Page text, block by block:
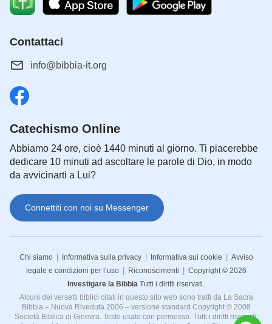
Contattaci
info@bibbia-it.org
Catechismo Online
Abbiamo 24 ore, cioè 1440 minuti al giorno. Ti piacerebbe
dedicare 10 minuti ad ascoltare le parole di Dio, in modo
da avvicinarti a Lui?
Connettiti con noi su Messenger
Chi siamo | Informativa sulla privacy | Informativa sui cookie | Avviso
legale e condizioni per l’uso | Riconoscimenti | Copyright © 2026
Investigare la Bibbia Tutti i diritti riservati.
Alcuni dei versetti biblici citati in questo sito web sono tratti da La Sacra
Bibbia – Nuova Riveduta 2006 – versione standard Copyright © 2008
Società Biblica di Ginevra. Testo usato con permesso. Tutti i diritti riservati.